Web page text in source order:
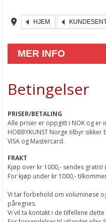
HJEM
MER INFO
Om oss
Kontakt
Betingelser
PRISER/BETALING
Alle priser er oppgitt i NOK og er
HOBBYKUNST Norge tilbyr
VISA og Mastercard.
FRAKT
Kjøp over kr 1000,- sendes gratis!
For kjøp under kr 1000,-
Vi tar forbehold om voluminøse
påregnes.
Vi vil ta kontakt i de tilfellene dette